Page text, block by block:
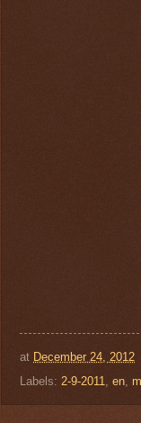
at December 24, 2012
Labels: 2-9-2011 en